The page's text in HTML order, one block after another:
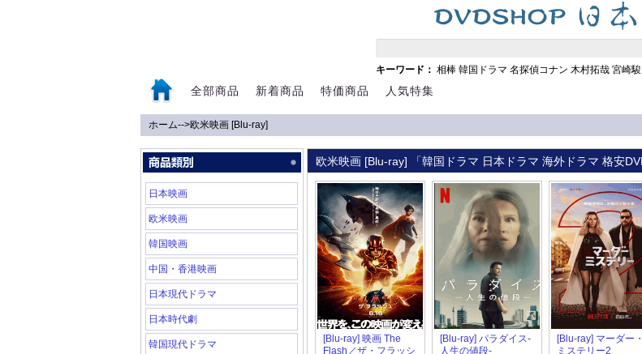
キーワード： 相棒 韓国ドラマ 名探偵コナン 木村拓哉 宮崎駿
全部商品 新着商品 特価商品 人気特集
ホーム-->欧米映画 [Blu-ray]
日本映画
欧米映画
韓国映画
中国・香港映画
日本現代ドラマ
日本時代劇
韓国現代ドラマ
欧米映画 [Blu-ray] 「韓国ドラマ 日本ドラマ 海外ドラマ 格安
[Blu-ray] 映画 The
Flash／ザ・フラッシ
[Blu-ray] パラダイス‐
人生の値段‐
[Blu-ray] マーダー・
ミステリー2
0